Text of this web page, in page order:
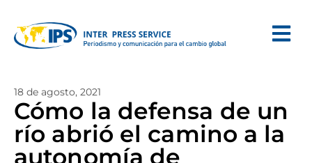
18 de agosto, 2021
Cómo la defensa de un
río abrió el camino a la
autonomía de